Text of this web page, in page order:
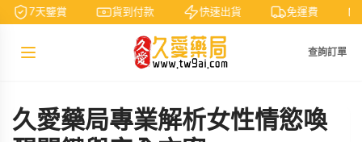
7天鑒賞 貨到付款 快速出貨 免運費
查詢訂單
久愛藥局專業解析女性情慾喚